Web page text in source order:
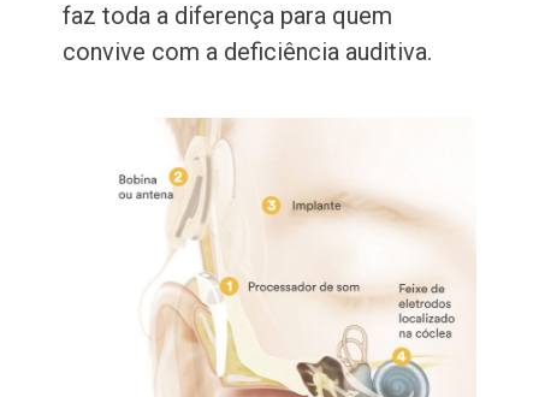
faz toda a diferença para quem
convive com a deficiência auditiva.